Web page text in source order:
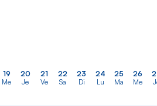
19
Me
20
Je
21
Ve
22
Sa
23
Di
24
Lu
25
Ma
26
Me